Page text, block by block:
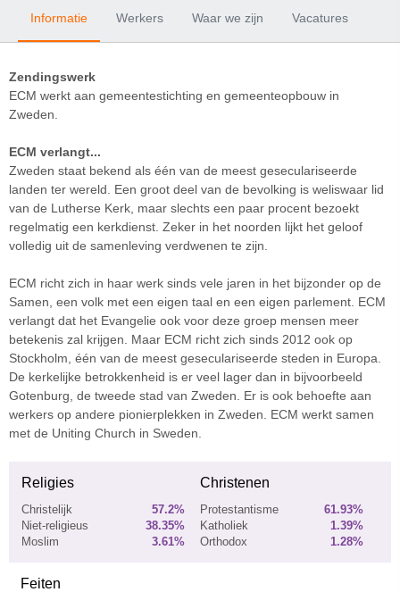
Informatie Werkers Waar we zijn Vacatures
Zendingswerk
ECM werkt aan gemeentestichting en gemeenteopbouw in
Zweden.
ECM verlangt...
Zweden staat bekend als één van de meest geseculariseerde
landen ter wereld. Een groot deel van de bevolking is weliswaar lid
van de Lutherse Kerk, maar slechts een paar procent bezoekt
regelmatig een kerkdienst. Zeker in het noorden lijkt het geloof
volledig uit de samenleving verdwenen te zijn.
ECM richt zich in haar werk sinds vele jaren in het bijzonder op de
Samen, een volk met een eigen taal en een eigen parlement. ECM
verlangt dat het Evangelie ook voor deze groep mensen meer
betekenis zal krijgen. Maar ECM richt zich sinds 2012 ook op
Stockholm, één van de meest geseculariseerde steden in Europa.
De kerkelijke betrokkenheid is er veel lager dan in bijvoorbeeld
Gotenburg, de tweede stad van Zweden. Er is ook behoefte aan
werkers op andere pionierplekken in Zweden. ECM werkt samen
met de Uniting Church in Sweden.
Religies
Christelijk
57.2%
Niet-religieus
38.35%
Moslim
3.61%
Christenen
Protestantisme
61.93%
Katholiek
1.39%
Orthodox
1.28%
Feiten